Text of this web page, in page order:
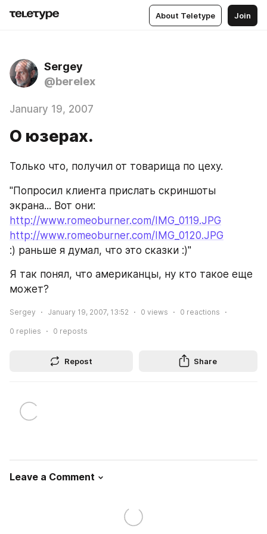
About Teletype Join
Sergey
@berelex
January 19, 2007
О юзерах.
Только что, получил от товарища по цеху.
"Попросил клиента прислать скриншоты
экрана... Вот они:
http://www.romeoburner.com/IMG_0119.JPG
http://www.romeoburner.com/IMG_0120.JPG
:) раньше я думал, что это сказки :)"
Я так понял, что американцы, ну кто такое еще
может?
Sergey January 19, 2007, 13:52 0 views 0 reactions
0 replies 0 reposts
Repost Share
Leave a Comment